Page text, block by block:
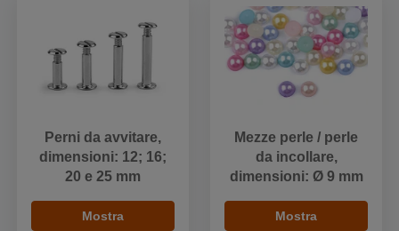
Perni da avvitare,
dimensioni: 12; 16;
20 e 25 mm
Mostra
Mezze perle / perle
da incollare,
dimensioni: Ø 9 mm
Mostra